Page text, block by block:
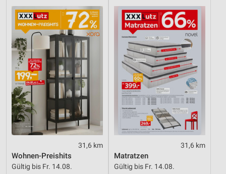
31,6 km
Wohnen-Preishits
Gültig bis Fr. 14.08.
31,6 km
Matratzen
Gültig bis Fr. 14.08.